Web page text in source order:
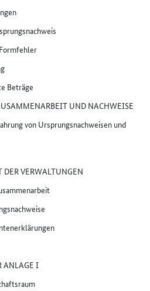
Beträge
UND NACHWEISE
von Ursprungsnachweisen und
VERWALTUNGEN
ANLAGE I